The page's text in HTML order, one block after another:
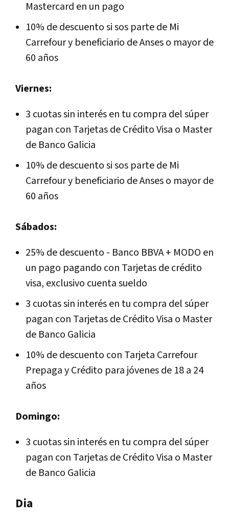
Mastercard en un pago
10% de descuento si sos parte de Mi
Carrefour y beneficiario de Anses o mayor de
60 años
Viernes:
3 cuotas sin interés en tu compra del súper
pagan con Tarjetas de Crédito Visa o Master
de Banco Galicia
10% de descuento si sos parte de Mi
Carrefour y beneficiario de Anses o mayor de
60 años
Sábados:
25% de descuento - Banco BBVA + MODO en
un pago pagando con Tarjetas de crédito
visa, exclusivo cuenta sueldo
3 cuotas sin interés en tu compra del súper
pagan con Tarjetas de Crédito Visa o Master
de Banco Galicia
10% de descuento con Tarjeta Carrefour
Prepaga y Crédito para jóvenes de 18 a 24
años
Domingo:
3 cuotas sin interés en tu compra del súper
pagan con Tarjetas de Crédito Visa o Master
de Banco Galicia
Dia